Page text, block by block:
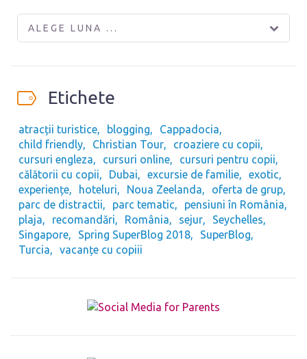
ALEGE LUNA ...
Etichete
atracții turistice blogging
Cappadocia
child friendly
Christian Tour
croaziere cu copii
cursuri engleza
cursuri online
cursuri pentru copii
călătorii cu copii
Dubai excursie de familie
exotic
experiențe
hoteluri Noua Zeelanda
oferta de grup
parc de distractii
parc tematic
pensiuni în România
plaja
recomandări România sejur
Seychelles
Singapore
Spring SuperBlog 2018
SuperBlog
Turcia
vacanțe cu copiii